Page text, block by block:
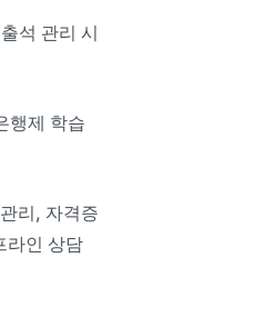
석 관리 시
행제 학습
리, 자격증
라인 상담